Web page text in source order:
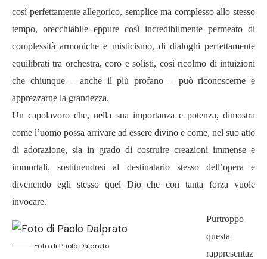
così perfettamente allegorico, semplice ma complesso allo stesso
tempo, orecchiabile eppure così incredibilmente permeato di
complessità armoniche e misticismo, di dialoghi perfettamente
equilibrati tra orchestra, coro e solisti, così ricolmo di intuizioni
che chiunque – anche il più profano – può riconoscerne e
apprezzarne la grandezza.
Un capolavoro che, nella sua importanza e potenza, dimostra
come l’uomo possa arrivare ad essere divino e come, nel suo atto
di adorazione, sia in grado di costruire creazioni immense e
immortali, sostituendosi al destinatario stesso dell’opera e
divenendo egli stesso quel Dio che con tanta forza vuole
invocare.
Foto di Paolo Dalprato
Purtroppo
questa
rappresentaz